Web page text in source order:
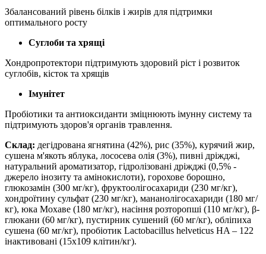
Збалансований рівень білків і жирів для підтримки
оптимального росту
Суглоби та хрящі
Хондропротектори підтримують здоровий ріст і розвиток
суглобів, кісток та хрящів
Імунітет
Пробіотики та антиоксиданти зміцнюють імунну систему та
підтримують здоров'я органів травлення.
Склад: дегідрована ягнятина (42%), рис (35%), курячий жир,
сушена м'якоть яблука, лососева олія (3%), пивні дріжджі,
натуральний ароматизатор, гідролізовані дріжджі (0,5% -
джерело інозиту та амінокислоти), горохове борошно,
глюкозамін (300 мг/кг), фруктоолігосахариди (230 мг/кг),
хондроїтину сульфат (230 мг/кг), мананолігосахариди (180 мг/
кг), юка Мохаве (180 мг/кг), насіння розторопші (110 мг/кг), β-
глюкани (60 мг/кг), пустирник сушений (60 мг/кг), обліпиха
сушена (60 мг/кг), пробіотик Lactobacillus helveticus HA – 122
інактивовані (15х109 клітин/кг).